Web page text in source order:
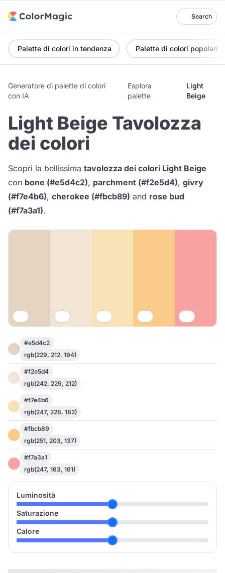
Search
Palette di colori in tendenza Palette di colori popolari
Generatore di palette di colori
con IA
Esplora
palette
Light
Beige
Light Beige Tavolozza
dei colori
Scopri la bellissima tavolozza dei colori Light Beige
con bone (#e5d4c2), parchment (#f2e5d4), givry
(#f7e4b6), cherokee (#fbcb89) and rose bud
(#f7a3a1).
#e5d4c2
rgb(229, 212, 194)
#f2e5d4
rgb(242, 229, 212)
#f7e4b6
rgb(247, 228, 182)
#fbcb89
rgb(251, 203, 137)
#f7a3a1
rgb(247, 163, 161)
Luminosità
Saturazione
Calore